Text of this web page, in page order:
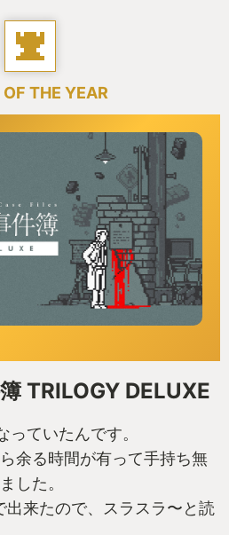
THE YEAR
TRILOGY DELUXE
ていたんです。
余る時間が有って手持ち無
した。
出来たので、スラスラ〜と読